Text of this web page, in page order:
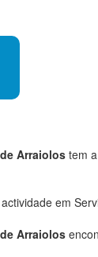
Arraiolos tem
em
Arraiolos